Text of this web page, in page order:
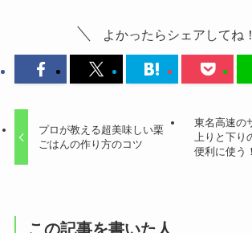
よかったらシェアしてね！
プロが教える超美味しい栗
ごはんの作り方のコツ
東名高速の
上りと下り
便利に使う！
この記事を書いた人